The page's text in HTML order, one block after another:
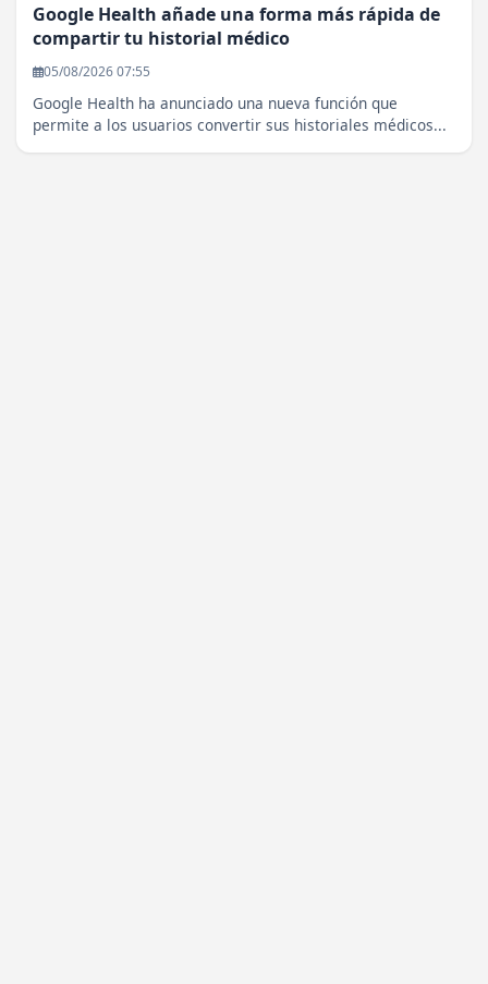
Google Health añade una forma más rápida de
compartir tu historial médico
05/08/2026 07:55
Google Health ha anunciado una nueva función que
permite a los usuarios convertir sus historiales médicos...